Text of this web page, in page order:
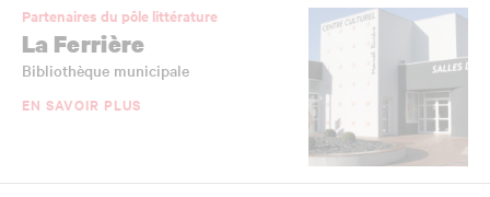
Partenaires du pôle littérature
La Ferrière
Bibliothèque municipale
EN SAVOIR PLUS